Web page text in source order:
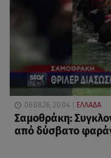
06.08.26, 20:04 ΕΛΛΑΔΑ
Σαμοθράκη:
από δύσβατο